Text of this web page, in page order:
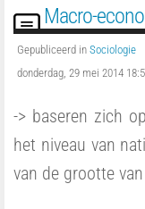
Macro-
Gepubliceerd in Sociologie
donderdag, 29 mei 2014
-> baseren zich
het niveau van
van de grootte